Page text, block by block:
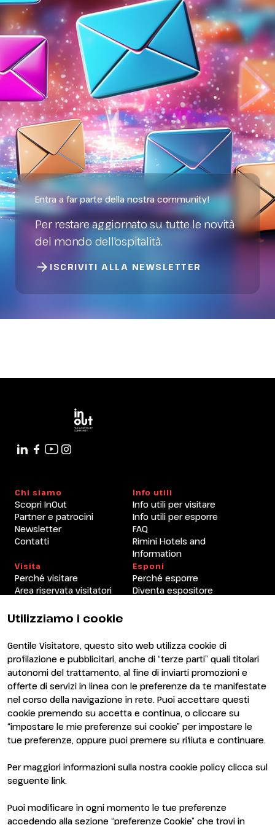
Entra a far parte della nostra community!
Per restare aggiornato su tutte le novità
del mondo dell'ospitalità.
ISCRIVITI ALLA NEWSLETTER
arrow_forward
Utilizziamo i cookie
Gentile Visitatore, questo sito web utilizza cookie di
profilazione e pubblicitari, anche di “terze parti” quali titolari
autonomi del trattamento, al fine di inviarti promozioni e
offerte di servizi in linea con le preferenze da te manifestate
nel corso della navigazione in rete. Puoi accettare questi
cookie premendo su accetta e continua, o cliccare su
“impostare le mie preferenze sui cookie” per impostare le
tue preferenze, oppure puoi premere su rifiuta e continuare.
Per maggiori informazioni sulla nostra cookie policy clicca sul
seguente link.
Puoi modificare in ogni momento le tue preferenze
accedendo alla sezione “preferenze Cookie” che trovi in
Chi siamo
Scopri InOut
Partner e patrocini
Newsletter
Contatti
Info utili
Info utili per visitare
Info utili per esporre
FAQ
Rimini Hotels and
Information
Visita
Perché visitare
Area riservata visitatori
Esponi
Perché esporre
Diventa espositore
ENTI CERTIFICATORI